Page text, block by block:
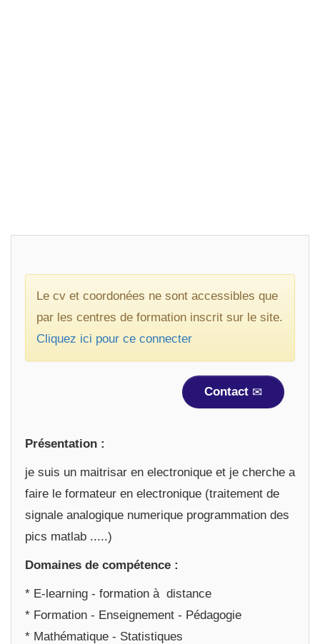
Le cv et coordonées ne sont accessibles que
par les centres de formation inscrit sur le site.
Cliquez ici pour ce connecter
Contact
Présentation :
je suis un maitrisar en electronique et je cherche a
faire le formateur en electronique (traitement de
signale analogique numerique programmation des
pics matlab .....)
Domaines de compétence :
* E-learning - formation à distance
* Formation - Enseignement - Pédagogie
* Mathématique - Statistiques